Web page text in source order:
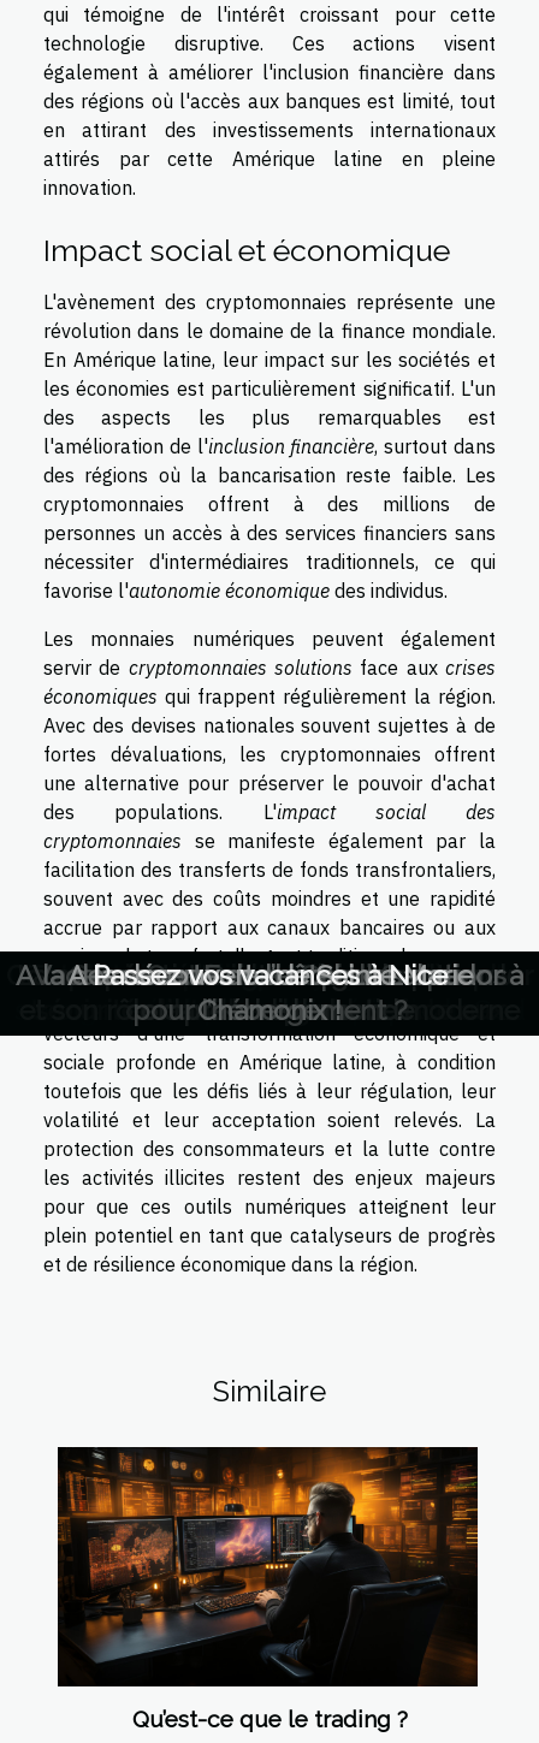
qui témoigne de l'intérêt croissant pour cette
technologie disruptive. Ces actions visent
également à améliorer l'inclusion financière dans
des régions où l'accès aux banques est limité, tout
en attirant des investissements internationaux
attirés par cette Amérique latine en pleine
innovation.
Impact social et économique
L'avènement des cryptomonnaies représente une
révolution dans le domaine de la finance mondiale.
En Amérique latine, leur impact sur les sociétés et
les économies est particulièrement significatif. L'un
des aspects les plus remarquables est
l'amélioration de l'inclusion financière, surtout dans
des régions où la bancarisation reste faible. Les
cryptomonnaies offrent à des millions de
personnes un accès à des services financiers sans
nécessiter d'intermédiaires traditionnels, ce qui
favorise l'autonomie économique des individus.
Les monnaies numériques peuvent également
servir de cryptomonnaies solutions face auxcrises
économiques qui frappent régulièrement la région.
Avec des devises nationales souvent sujettes à de
fortes dévaluations, les cryptomonnaies offrent
une alternative pour préserver le pouvoir d'achat
des populations. L'impact social des
cryptomonnaies se manifeste également par la
facilitation des transferts de fonds transfrontaliers,
souvent avec des coûts moindres et une rapidité
accrue par rapport aux canaux bancaires ou aux
services de transfert d'argent traditionnels.
En définitive, les cryptomonnaies pourraient être
vecteurs d'une transformation économique et
sociale profonde en Amérique latine, à condition
toutefois que les défis liés à leur régulation, leur
volatilité et leur acceptation soient relevés. La
protection des consommateurs et la lutte contre
les activités illicites restent des enjeux majeurs
pour que ces outils numériques atteignent leur
plein potentiel en tant que catalyseurs de progrès
et de résilience économique dans la région.
Similaire
Qu’est-ce que le trading ?
Les nouvelles routes de la soie : enjeux
géopolitiques et perspectives
économiques
Découverte culinaire voyage à travers les
saveurs méconnues d'Amérique du Sud
L'effet des politiques de visas sur le
tourisme et l'économie les tendances
mondiales
Tendances émergentes en matière de
sécurité alimentaire globale face aux
changements climatiques
Comparaison d'initiatives mondiales pour
les villes durables
La coopération culturelle internationale
et son rôle dans la diplomatie moderne
Comment Donc: Un guide pour
comprendre le monde
Que voir en Chine ?
Vacances en France : quelles options
pour l’hébergement ?
A la découverte de l’hôtel Le Labrador à
Chamonix !
A la découverte de Sainte Marie
Passez vos vacances à Nice